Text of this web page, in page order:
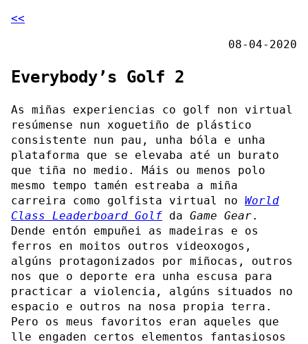
<<
08-04-2020
Everybody’s Golf 2
As miñas experiencias co golf non virtual
resúmense nun xoguetiño de plástico
consistente nun pau, unha bóla e unha
plataforma que se elevaba até un burato
que tiña no medio. Máis ou menos polo
mesmo tempo tamén estreaba a miña
carreira como golfista virtual no World
Class Leaderboard Golf da Game Gear.
Dende entón empuñei as madeiras e os
ferros en moitos outros videoxogos,
algúns protagonizados por miñocas, outros
nos que o deporte era unha escusa para
practicar a violencia, algúns situados no
espacio e outros na nosa propia terra.
Pero os meus favoritos eran aqueles que
lle engaden certos elementos fantasiosos